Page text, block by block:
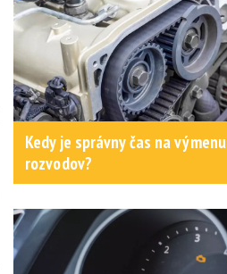
Kedy je správny čas na výmenu
rozvodov?